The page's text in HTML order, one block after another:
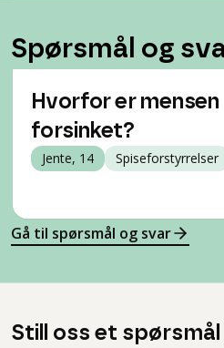
Spørsmål og
Hvorfor er mensen
forsinket?
Jente, 14 Spiseforstyrrelser
Gå til spørsmål og svar
Still oss et spørsmål